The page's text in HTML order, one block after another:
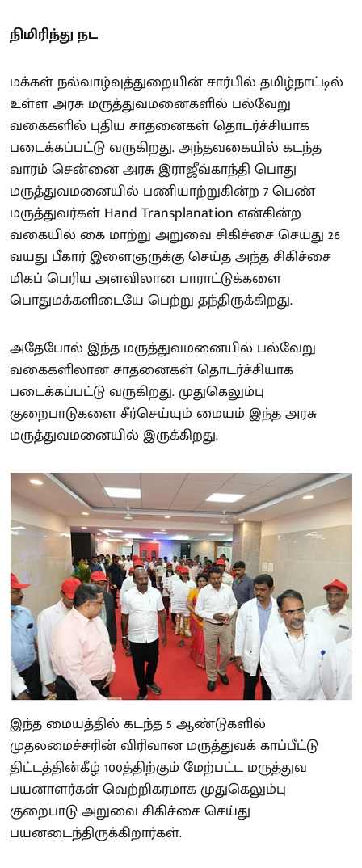
நிமிரிந்து நட
மக்கள் நல்வாழ்வுத்துறையின் சார்பில் தமிழ்நாட்டில்
உள்ள அரசு மருத்துவமனைகளில் பல்வேறு
வகைகளில் புதிய சாதனைகள் தொடர்ச்சியாக
படைக்கப்பட்டு வருகிறது. அந்தவகையில் கடந்த
வாரம் சென்னை அரசு இராஜீவ்காந்தி பொது
மருத்துவமனையில் பணியாற்றுகின்ற 7 பெண்
மருத்துவர்கள் Hand Transplanation என்கின்ற
வகையில் கை மாற்று அறுவை சிகிச்சை செய்து 26
வயது பீகார் இளைஞருக்கு செய்த அந்த சிகிச்சை
மிகப் பெரிய அளவிலான பாராட்டுக்களை
பொதுமக்களிடையே பெற்று தந்திருக்கிறது.
அதேபோல் இந்த மருத்துவமனையில் பல்வேறு
வகைகளிலான சாதனைகள் தொடர்ச்சியாக
படைக்கப்பட்டு வருகிறது. முதுகெலும்பு
குறைபாடுகளை சீர்செய்யும் மையம் இந்த அரசு
மருத்துவமனையில் இருக்கிறது.
இந்த மையத்தில் கடந்த 5 ஆண்டுகளில்
முதலமைச்சரின் விரிவான மருத்துவக் காப்பீட்டு
திட்டத்தின்கீழ் 100த்திற்கும் மேற்பட்ட மருத்துவ
பயனாளர்கள் வெற்றிகரமாக முதுகெலும்பு
குறைபாடு அறுவை சிகிச்சை செய்து
பயனடைந்திருக்கிறார்கள்.